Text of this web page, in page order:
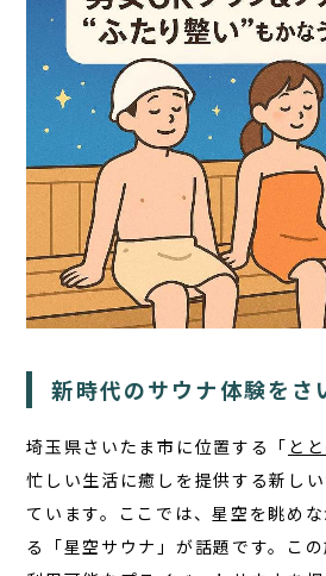
TOP
サウナ
宿泊
食事
１日の過ご
FAQ
コラム
お知らせ
新時代のサウナ体験をさ
埼玉県さいたま市に位置する「 と
忙しい生活に癒しを提供する新し
ています。ここでは、星空を眺め
る「星空サウナ」が話題です。こ